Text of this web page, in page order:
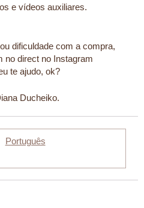
e vídeos auxiliares.
dificuldade com a compra,
no direct no Instagram
te ajudo, ok?
Ducheiko.
Português